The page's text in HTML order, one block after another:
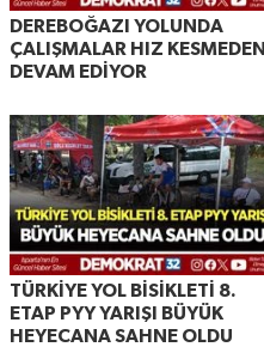
DEREBOĞAZI YOLUNDA
ÇALIŞMALAR HIZ KESMEDEN
DEVAM EDİYOR
TÜRKİYE YOL BİSİKLETİ 8.
ETAP PYY YARIŞI BÜYÜK
HEYECANA SAHNE OLDU